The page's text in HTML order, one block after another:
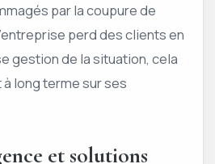
par la coupure de
perd des clients en
gestion de la situation, cela
long terme sur ses
et solutions